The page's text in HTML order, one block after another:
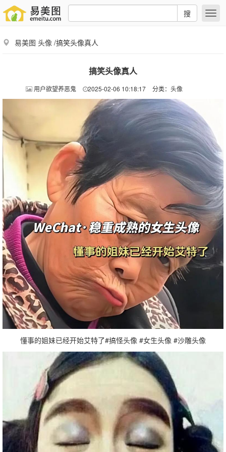
搜
易美图 头像 /搞笑头像真人
搞笑头像真人
用户欲望养恶鬼 2025-02-06 10:18:17 分类： 头像
懂事的姐妹已经开始艾特了#搞怪头像 #女生头像 #沙雕头像